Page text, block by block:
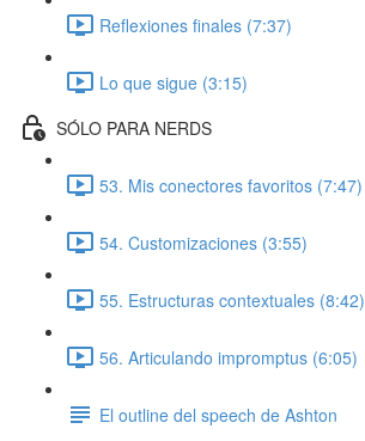
Reflexiones finales (7:37)
Lo que sigue (3:15)
SÓLO PARA NERDS
53. Mis conectores favoritos (7:47)
54. Customizaciones (3:55)
55. Estructuras contextuales (8:42)
56. Articulando impromptus (6:05)
El outline del speech de Ashton